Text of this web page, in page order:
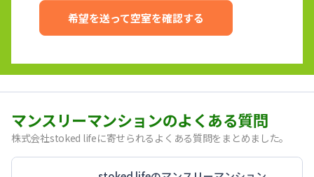
希望を送って空室を確認する
マンスリーマンションのよくある質問
株式会社stoked lifeに寄せられるよくある質問をまとめました。